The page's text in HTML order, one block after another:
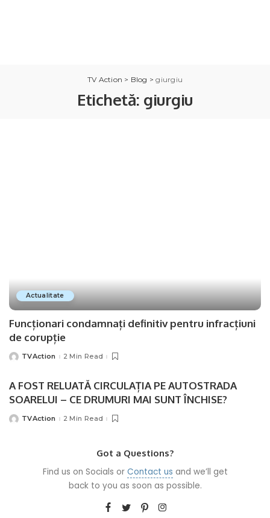
TV Action > Blog >giurgiu
Etichetă: giurgiu
Actualitate
Funcționari condamnați definitiv pentru infracțiuni
de corupție
PostedTVAction 2 Min Read
A FOST RELUATĂ CIRCULAȚIA PE AUTOSTRADA
SOARELUI – CE DRUMURI MAI SUNT ÎNCHISE?
PostedTVAction 2 Min Read
Got a Questions?
Find us on Socials or Contact us and we’ll get
back to you as soon as possible.